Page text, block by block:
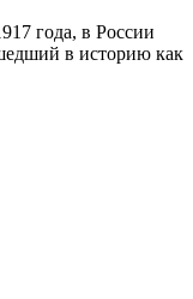
года, в России
в историю как